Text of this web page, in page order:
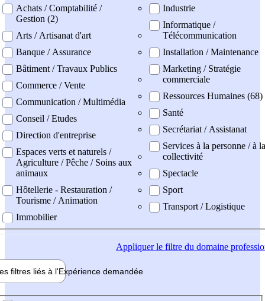
professionel
Achats / Comptabilité /
Gestion (2)
Arts / Artisanat d'art
Banque / Assurance
Bâtiment / Travaux Publics
Commerce / Vente
Communication / Multimédia
Conseil / Etudes
Direction d'entreprise
Espaces verts et naturels /
Agriculture / Pêche / Soins aux
animaux
Hôtellerie - Restauration /
Tourisme / Animation
Immobilier
Industrie
Informatique /
Télécommunication
Installation / Maintenance
Marketing / Stratégie
commerciale
Ressources Humaines (68)
Santé
Secrétariat / Assistanat
Services à la personne / à la
collectivité
Spectacle
Sport
Transport / Logistique
Appliquerle filtre du domaine
filtres liés à l'Expérience demandée